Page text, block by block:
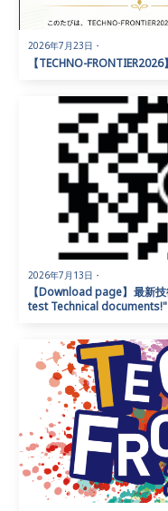
2026年7月23日 ・
【TECHNO-
2026年7月13日 ・
【Download page】最新
test Technical documents!"